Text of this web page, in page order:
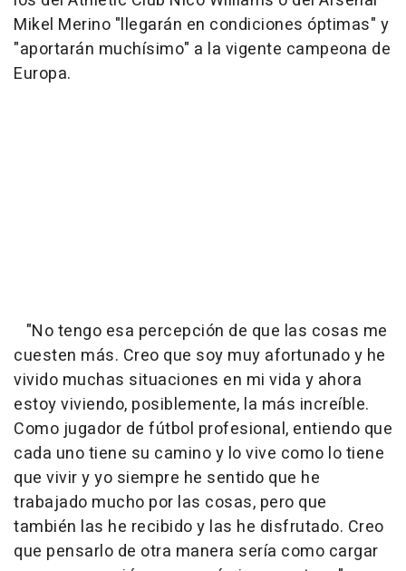
Mikel Merino "llegarán en condiciones óptimas" y
"aportarán muchísimo" a la vigente campeona de
Europa.
"No tengo esa percepción de que las cosas me
cuesten más. Creo que soy muy afortunado y he
vivido muchas situaciones en mi vida y ahora
estoy viviendo, posiblemente, la más increíble.
Como jugador de fútbol profesional, entiendo que
cada uno tiene su camino y lo vive como lo tiene
que vivir y yo siempre he sentido que he
trabajado mucho por las cosas, pero que
también las he recibido y las he disfrutado. Creo
que pensarlo de otra manera sería como cargar